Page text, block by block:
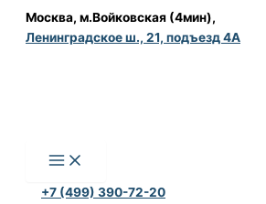
Перейти
Москва, м.Войковская (4мин),
Ленинградское ш., 21, подъезд 4А
+7 (499) 390-72-20